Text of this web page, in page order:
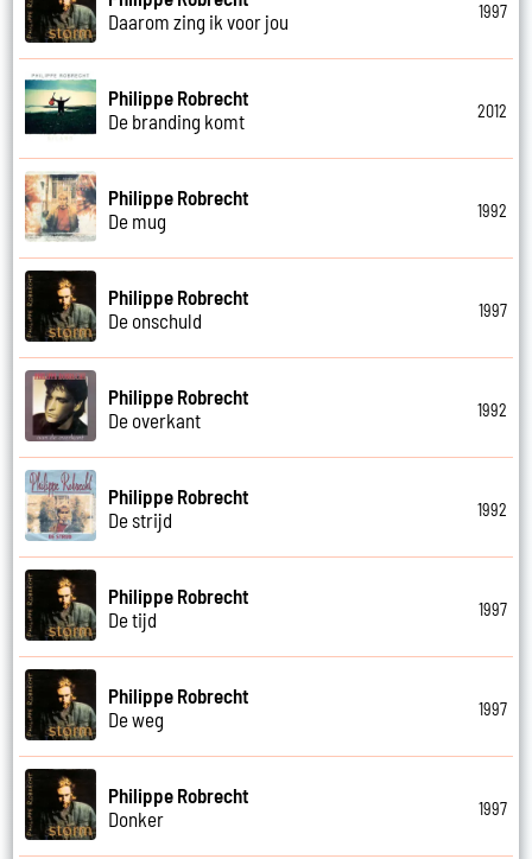
Daarom zing ik voor jou
1997
Philippe Robrecht
De branding komt
2012
Philippe Robrecht
De mug
1992
Philippe Robrecht
De onschuld
1997
Philippe Robrecht
De overkant
1992
Philippe Robrecht
De strijd
1992
Philippe Robrecht
De tijd
1997
Philippe Robrecht
De weg
1997
Philippe Robrecht
Donker
1997